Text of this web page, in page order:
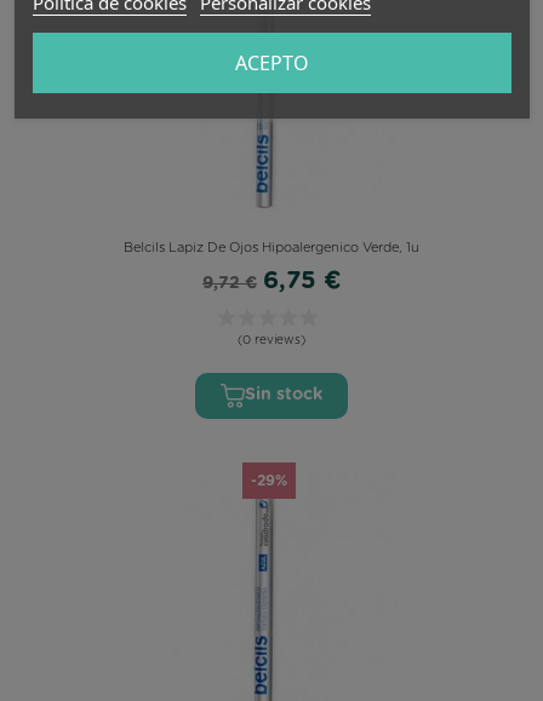
ACEPTO
Belcils Lapiz De Ojos Hipoalergenico Verde, 1u
9,72 € 6,75 €
(0 reviews)
Sin stock
-29%